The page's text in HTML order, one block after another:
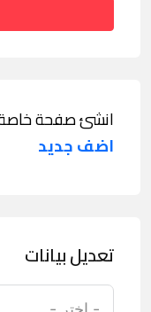
انشئ صفحة خاصة
اضف جديد
تعديل بيانات